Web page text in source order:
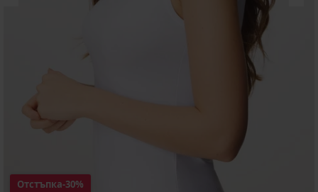
Отстъпка-30%